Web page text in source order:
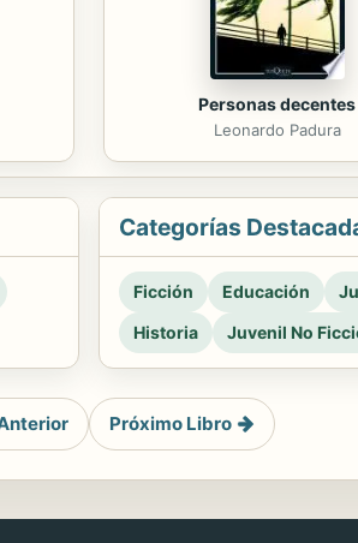
Personas decentes
Leonardo Padura
Categorías
Ficción Educación
Historia
Juvenil No
Próximo Libro